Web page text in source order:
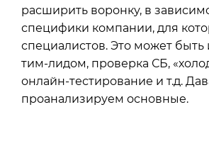
расширить воронку, в
специфики компании, для
специалистов. Это может быть
тим-лидом, проверка СБ,
онлайн-тестирование и т.д.
проанализируем основные.